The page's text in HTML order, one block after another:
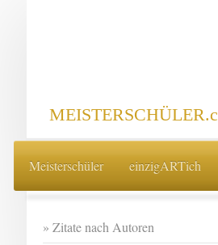
Meisterschüler einzigARTich
Zitate nach Autoren